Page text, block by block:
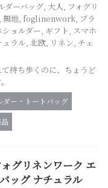
ダーバッグ, 大人, フォグリ
, 無地, foglinenwork, ブラ
ショルダー, ギフト, スマホ
ュラル, 北欧, リネン, チェ
持ち歩くのに、ちょうど
ダー・トートバッグ
グリネンワーク エ
ッグ ナチュラル